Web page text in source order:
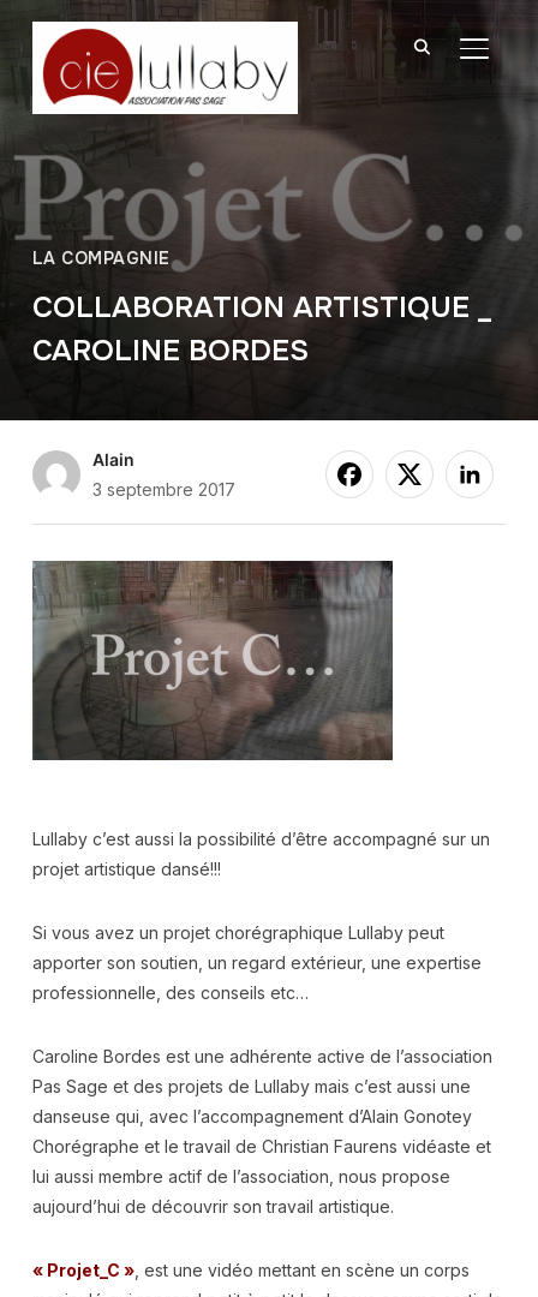
LA COMPAGNIE
COLLABORATION ARTISTIQUE _
CAROLINE BORDES
Alain
3 septembre 2017
Lullaby c’est aussi la possibilité d’être accompagné sur un
projet artistique dansé!!!
Si vous avez un projet chorégraphique Lullaby peut
apporter son soutien, un regard extérieur, une expertise
professionnelle, des conseils etc…
Caroline Bordes est une adhérente active de l’association
Pas Sage et des projets de Lullaby mais c’est aussi une
danseuse qui, avec l’accompagnement d’Alain Gonotey
Chorégraphe et le travail de Christian Faurens vidéaste et
lui aussi membre actif de l’association, nous propose
aujourd’hui de découvrir son travail artistique.
« Projet_C », est une vidéo mettant en scène un corps